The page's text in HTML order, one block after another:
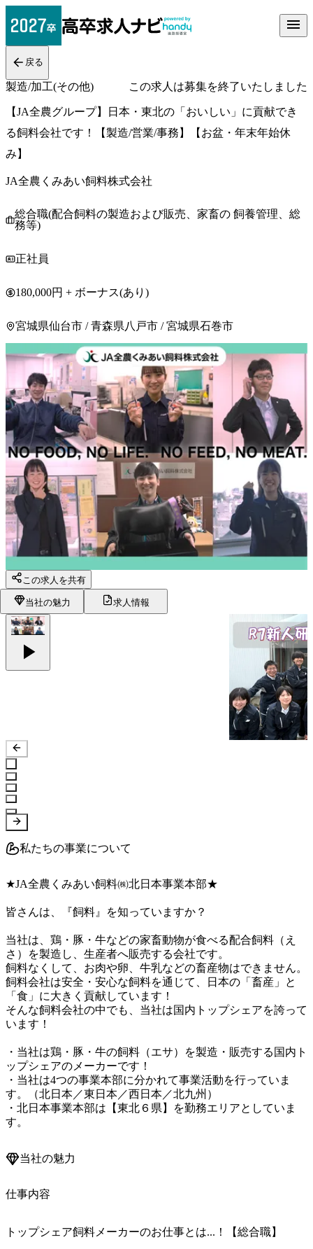
戻る
製造/加工(その他) この求人は募集を終了いたしました
【JA全農グループ】日本・東北の「おいしい」に貢献でき
る飼料会社です！【製造/営業/事務】【お盆・年末年始休
み】
JA全農くみあい飼料株式会社
総合職(配合飼料の製造および販売、家畜の 飼養管理、総
務等)
正社員
180,000円 + ボーナス(あり)
宮城県仙台市 / 青森県八戸市 / 宮城県石巻市
この求人を共有
当社の魅力 求人情報
私たちの事業について
★JA全農くみあい飼料㈱北日本事業本部★
皆さんは、『飼料』を知っていますか？
当社は、鶏・豚・牛などの家畜動物が食べる配合飼料（え
さ）を製造し、生産者へ販売する会社です。
飼料なくして、お肉や卵、牛乳などの畜産物はできません。
飼料会社は安全・安心な飼料を通じて、日本の「畜産」と
「食」に大きく貢献しています！
そんな飼料会社の中でも、当社は国内トップシェアを誇って
います！
・当社は鶏・豚・牛の飼料（エサ）を製造・販売する国内ト
ップシェアのメーカーです！
・当社は4つの事業本部に分かれて事業活動を行っていま
す。（北日本／東日本／西日本／北九州）
・北日本事業本部は【東北６県】を勤務エリアとしていま
当社の魅力
仕事内容
トップシェア飼料メーカーのお仕事とは...！【総合職】